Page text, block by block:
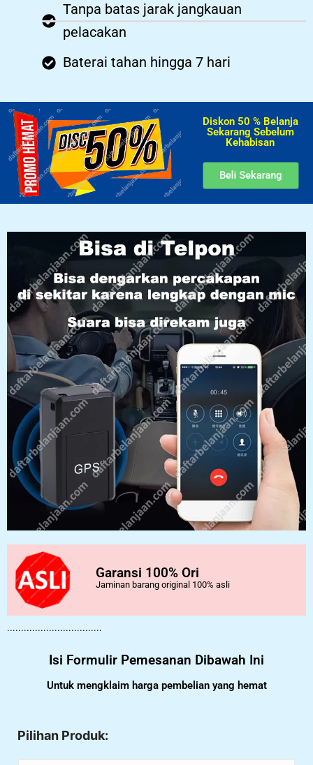
Tanpa batas jarak jangkauan
pelacakan
Baterai tahan hingga 7 hari
Diskon 50 % Belanja
Sekarang Sebelum
Kehabisan​
Beli Sekarang
Garansi 100% Ori
Jaminan barang original 100% asli
..................................
Isi Formulir Pemesanan Dibawah Ini
Untuk mengklaim harga pembelian yang hemat
Pilihan Produk: